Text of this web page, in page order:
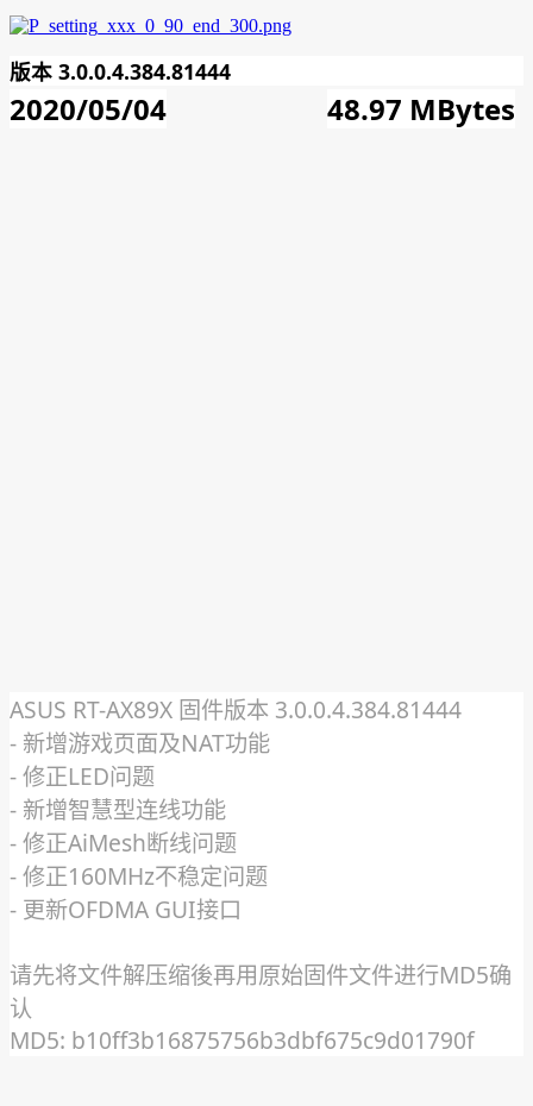
版本 3.0.0.4.384.81444
2020/05/04 48.97 MBytes
ASUS RT-AX89X 固件版本 3.0.0.4.384.81444
- 新增游戏页面及NAT功能
- 修正LED问题
- 新增智慧型连线功能
- 修正AiMesh断线问题
- 修正160MHz不稳定问题
- 更新OFDMA GUI接口
请先将文件解压缩後再用原始固件文件进行MD5确
认
MD5: b10ff3b16875756b3dbf675c9d01790f